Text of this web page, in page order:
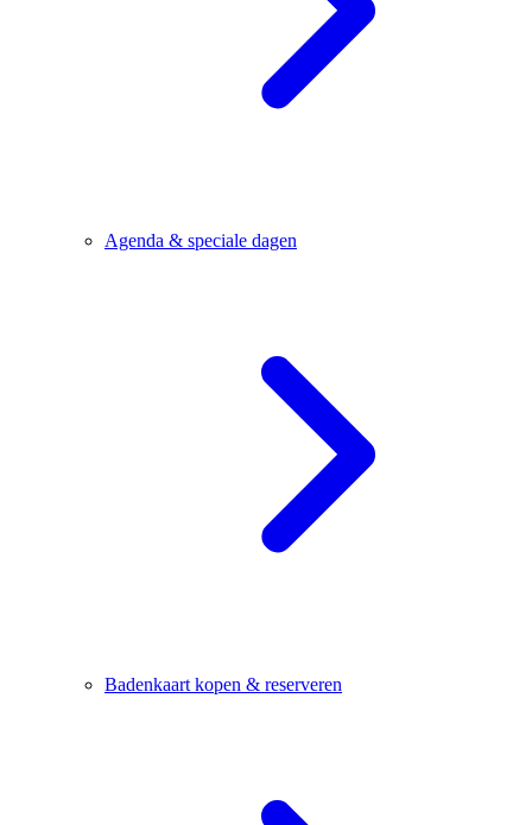
Agenda & speciale dagen
Badenkaart kopen & reserveren